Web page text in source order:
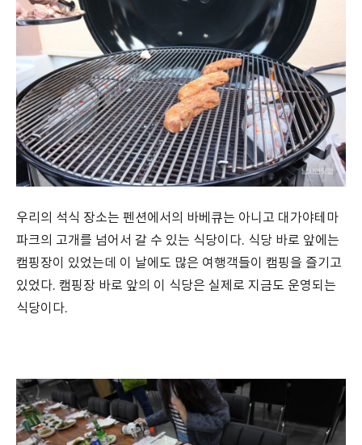
우리의 석식 장소는 펜션에서의 바베큐는 아니고 대가야테마
파크의 고개를 넘어서 갈 수 있는 식당이다. 식당 바로 앞에는
캠핑장이 있었는데 이 날에도 많은 여행객들이 캠핑을 즐기고
있었다. 캠핑장 바로 앞의 이 식당은 실제로 지금도 운영되는
식당이다.